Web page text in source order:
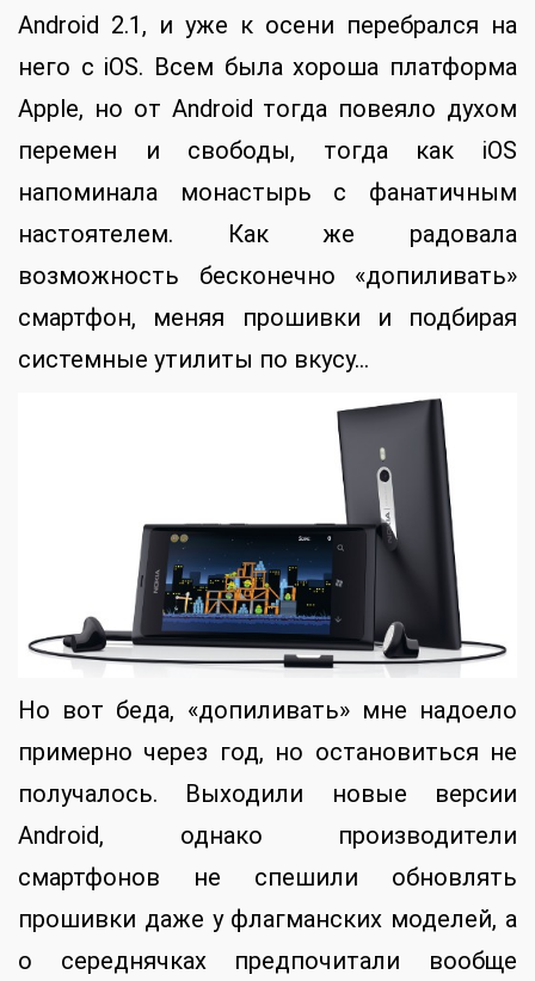
Android 2.1, и уже к осени перебрался на
него с iOS. Всем была хороша платформа
Apple, но от Android тогда повеяло духом
перемен и свободы, тогда как iOS
напоминала монастырь с фанатичным
настоятелем. Как же радовала
возможность бесконечно «допиливать»
смартфон, меняя прошивки и подбирая
системные утилиты по вкусу…
Но вот беда, «допиливать» мне надоело
примерно через год, но остановиться не
получалось. Выходили новые версии
Android, однако производители
смартфонов не спешили обновлять
прошивки даже у флагманских моделей, а
о середнячках предпочитали вообще